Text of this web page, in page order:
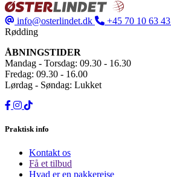
info@osterlindet.dk +45 70 10 63 43
Rødding
ÅBNINGSTIDER
Mandag - Torsdag: 09.30 - 16.30
Fredag: 09.30 - 16.00
Lørdag - Søndag: Lukket
Praktisk info
Kontakt os
Få et tilbud
Hvad er en pakkerejse